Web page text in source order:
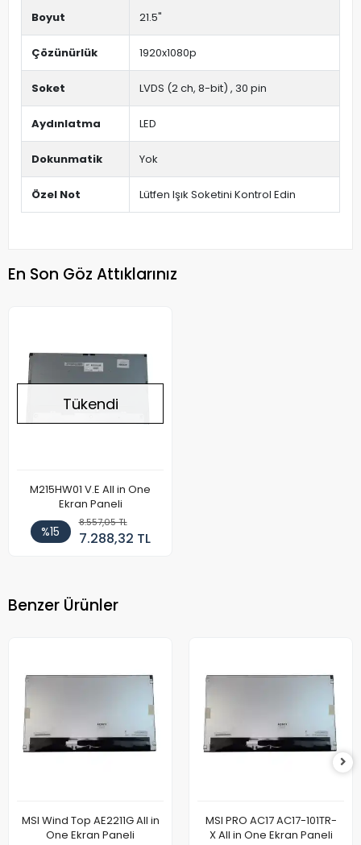
Boyut 21.5"
Çözünürlük 1920x1080p
Soket LVDS (2 ch, 8-bit) , 30 pin
Aydınlatma LED
Dokunmatik Yok
Özel Not Lütfen Işık Soketini Kontrol Edin
En Son Göz Attıklarınız
Tükendi
M215HW01 V.E All in One
Ekran Paneli
%15
8.557,05 TL
7.288,32 TL
Benzer Ürünler
MSI Wind Top AE2211G All in
One Ekran Paneli
MSI PRO AC17 AC17-101TR-
X All in One Ekran Paneli